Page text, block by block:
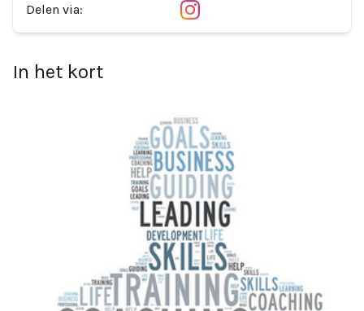
Delen via: LinkedInInstagram
In het kort